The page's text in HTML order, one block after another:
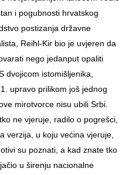
i pogubnosti hrvatskog
postizanja državne
Reihl-Kir bio je uvjeren da
nego jedanput opaliti
dvojicom istomišljenika,
upravo prilikom još jednog
mirotvorce nisu ubili Srbi.
ne vjeruje, radilo o pogrešci,
verzija, u koju većina vjeruje,
su poznati, a kad znate tko
u širenju nacionalne